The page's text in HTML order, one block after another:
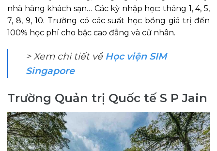
nhà hàng khách sạn… Các kỳ nhập học: tháng 1, 4, 5,
7, 8, 9, 10. Trường có các suất học bổng giá trị đến
100% học phí cho bậc cao đẳng và cử nhân.
> Xem chi tiết về Học viện SIM
Singapore
Trường Quản trị Quốc tế S P Jain